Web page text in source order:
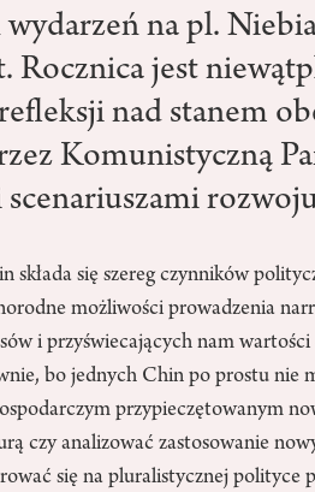
na pl.
Rocznica jest
nad stanem
Komunistyczną
składa się szereg czynników
możliwości prowadzenia
i przyświecających nam
bo jednych Chin po prostu nie
przypieczętowanym
czy analizować zastosowanie
się na pluralistycznej polityce